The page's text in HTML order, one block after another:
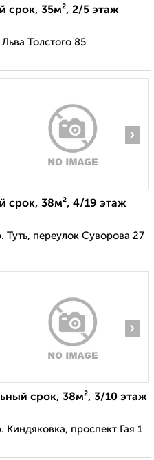
срок, 35м², 2/5 этаж
Толстого 85
›
срок, 38м², 4/19 этаж
переулок Суворова 27
›
срок, 38м², 3/10 этаж
проспект Гая 1